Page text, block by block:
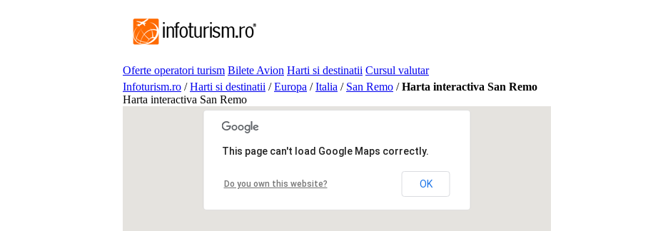
Oferte operatori turism Bilete Avion Harti si destinatii Cursul valutar
Infoturism.ro /Harti si destinatii /Europa /Italia / San Remo /Harta interactiva San Remo
Harta interactiva San Remo
This page can't load Google Maps correctly.
Do you own this website? OK